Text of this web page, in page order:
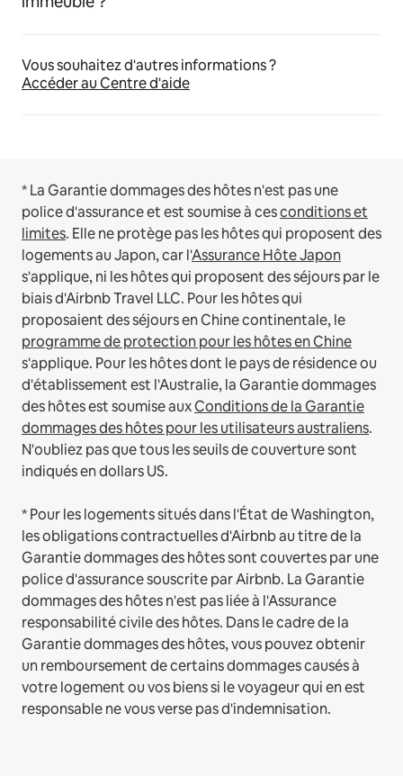
Vous souhaitez d'autres informations ?
Accéder au Centre d'aide
* La Garantie dommages des hôtes n'est pas une
police d'assurance et est soumise à cesconditions et
limites. Elle ne protège pas les hôtes qui proposent des
logements au Japon, car l'Assurance Hôte Japon
s'applique, ni les hôtes qui proposent des séjours par le
biais d'Airbnb Travel LLC. Pour les hôtes qui
proposaient des séjours en Chine continentale, le
programme de protection pour les hôtes en Chine
s'applique. Pour les hôtes dont le pays de résidence ou
d'établissement est l'Australie, la Garantie dommages
des hôtes est soumise auxConditions de la Garantie
dommages des hôtes pour les utilisateurs australiens.
N'oubliez pas que tous les seuils de couverture sont
indiqués en dollars US.
* Pour les logements situés dans l'État de Washington,
les obligations contractuelles d'Airbnb au titre de la
Garantie dommages des hôtes sont couvertes par une
police d'assurance souscrite par Airbnb. La Garantie
dommages des hôtes n'est pas liée à l'Assurance
responsabilité civile des hôtes. Dans le cadre de la
Garantie dommages des hôtes, vous pouvez obtenir
un remboursement de certains dommages causés à
votre logement ou vos biens si le voyageur qui en est
responsable ne vous verse pas d'indemnisation.